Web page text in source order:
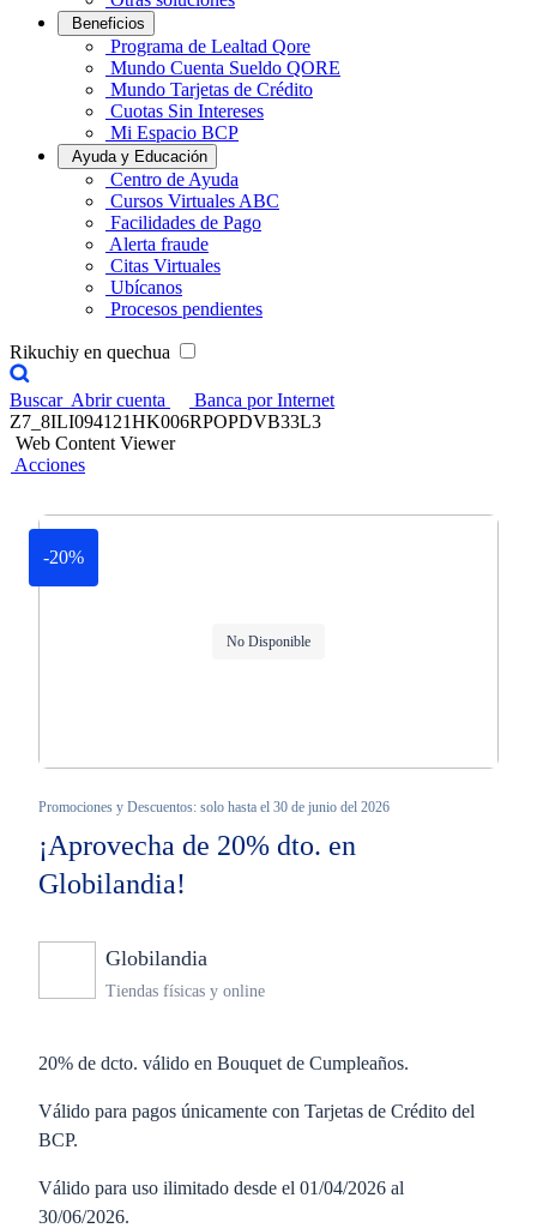
Beneficios
Programa de Lealtad Qore
Mundo Cuenta Sueldo QORE
Mundo Tarjetas de Crédito
Cuotas Sin Intereses
Mi Espacio BCP
Ayuda y Educación
Centro de Ayuda
Cursos Virtuales ABC
Facilidades de Pago
Alerta fraude
Citas Virtuales
Ubícanos
Procesos pendientes
Rikuchiy en quechua
Buscar Abrir cuenta
Banca por Internet
Z7_8ILI094121HK006RPOPDVB33L3
Web Content Viewer
Acciones
-20%
No Disponible
Promociones y Descuentos: solo hasta el 30 de junio del 2026
¡Aprovecha de 20% dto. en
Globilandia!
Globilandia
Tiendas físicas y online
20% de dcto. válido en Bouquet de Cumpleaños.
Válido para pagos únicamente con Tarjetas de Crédito del
BCP.
Válido para uso ilimitado desde el 01/04/2026 al
30/06/2026.